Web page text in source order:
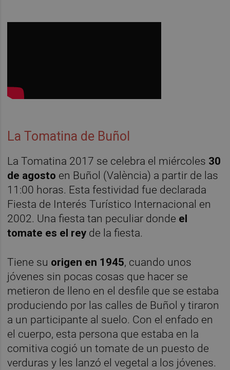
La Tomatina de Buñol
La Tomatina 2017 se celebra el miércoles 30
de agosto en Buñol (València) a partir de las
11:00 horas. Esta festividad fue declarada
Fiesta de Interés Turístico Internacional en
2002. Una fiesta tan peculiar donde el
tomate es el rey de la fiesta.
Tiene su origen en 1945, cuando unos
jóvenes sin pocas cosas que hacer se
metieron de lleno en el desfile que se estaba
produciendo por las calles de Buñol y tiraron
a un participante al suelo. Con el enfado en
el cuerpo, esta persona que estaba en la
comitiva cogió un tomate de un puesto de
verduras y les lanzó el vegetal a los jóvenes.